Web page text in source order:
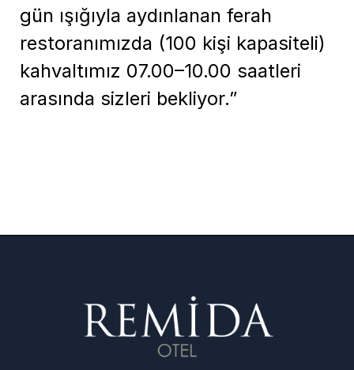
gün ışığıyla aydınlanan ferah
restoranımızda (100 kişi kapasiteli)
kahvaltımız 07.00–10.00 saatleri
arasında sizleri bekliyor.”